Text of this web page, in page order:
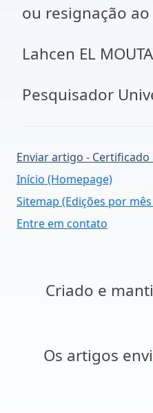
ou resignação
Lahcen EL
Pesquisador
Enviar artigo - Certificado
Início (Homepage)
Sitemap (Edições por
Entre em contato
Criado e
Os artigos